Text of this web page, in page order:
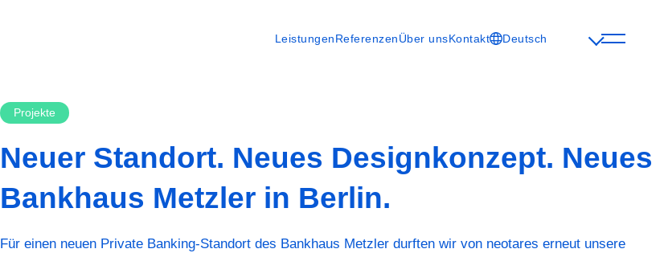
Leistungen Referenzen Über unsKontakt Deutsch
Projekte
Neuer Standort. Neues Designkonzept. Neues
Bankhaus Metzler in Berlin.
Für einen neuen Private Banking-Standort des Bankhaus Metzler durften wir von neotares erneut unsere